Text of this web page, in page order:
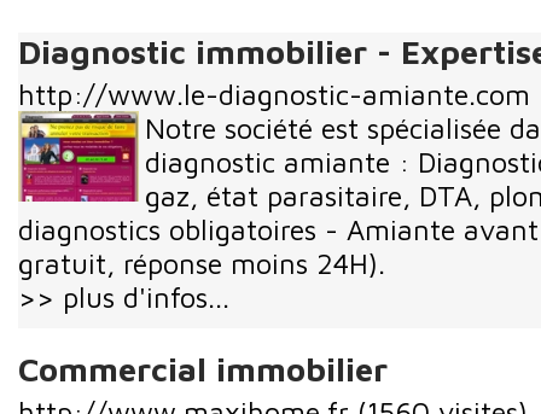
Diagnostic immobilier -
http://www.le-diagnostic-amiante.com
Notre société est spécialisée
diagnostic amiante :
gaz, état parasitaire, DTA,
diagnostics obligatoires - Amiante
gratuit, réponse moins 24H).
>> plus d'infos...
Commercial immobilier